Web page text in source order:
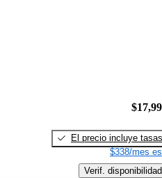
El precio incluye tasas
$338/mes
Verif. disponibilidad